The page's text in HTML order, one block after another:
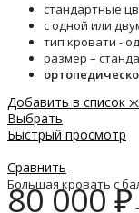
стандартные
с одной или
тип кровати -
размер –
Добавить в список
Выбрать
Быстрый просмотр
Сравнить
Большая кровать с
80 000₽